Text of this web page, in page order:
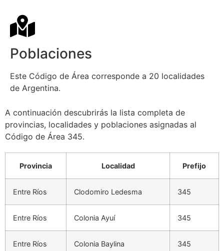
Poblaciones
Este Código de Área corresponde a 20 localidades
de Argentina.
A continuación descubrirás la lista completa de
provincias, localidades y poblaciones asignadas al
Código de Área 345.
Provincia Localidad Prefijo
Entre Ríos Clodomiro Ledesma 345
Entre Ríos Colonia Ayuí 345
Entre Ríos Colonia Baylina 345